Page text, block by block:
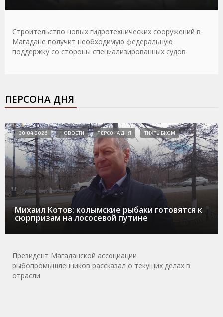
Строительство новых гидротехнических сооружений в
Магадане получит необходимую федеральную
поддержку со стороны специализированных судов
ПЕРСОНА ДНЯ
Михаил Котов: колымские рыбаки готовятся к
сюрпризам на лососевой путине
30.04.2026 НОВОСТИ ПЕРСОНА ДНЯ ТИХРЫБКОМ
Президент Магаданской ассоциации
рыбопромышленников рассказал о текущих делах в
отрасли